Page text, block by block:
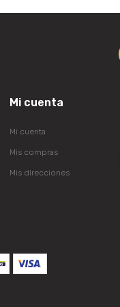
Mi cuenta
Mi cuenta
Mis compras
Mis direcciones